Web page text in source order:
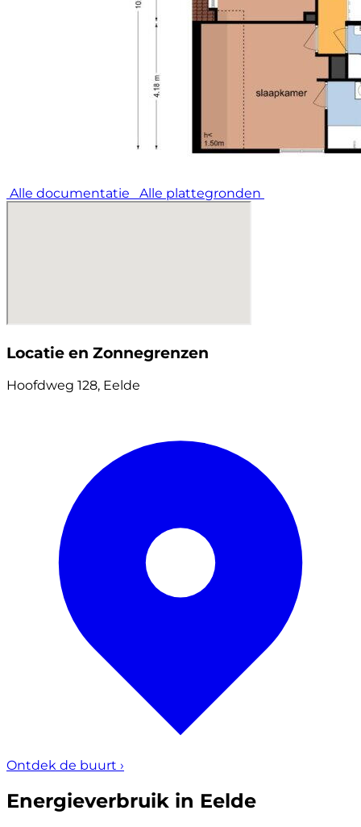
Alle documentatie Alle plattegronden
Locatie en Zonnegrenzen
Hoofdweg 128, Eelde
Ontdek de buurt ›
Energieverbruik in Eelde